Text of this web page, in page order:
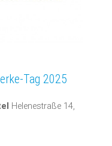
Tag 2025
Helenestraße 14,